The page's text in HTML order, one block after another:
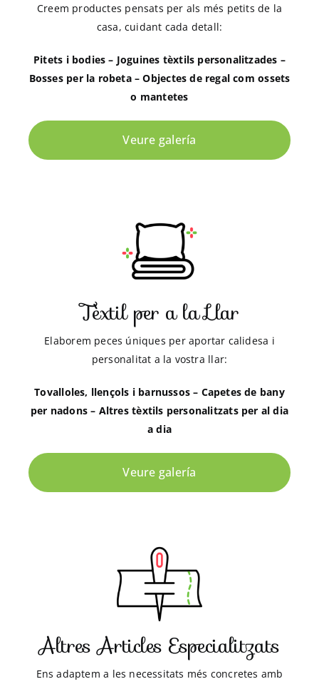
Creem productes pensats per als més petits de la
casa, cuidant cada detall:
Pitets i bodies – Joguines tèxtils personalitzades –
Bosses per la robeta – Objectes de regal com ossets
o mantetes
Veure galería
Tèxtil per a la Llar
Elaborem peces úniques per aportar calidesa i
personalitat a la vostra llar:
Tovalloles, llençols i barnussos – Capetes de bany
per nadons – Altres tèxtils personalitzats per al dia
a dia
Veure galería
Altres Articles Especialitzats
Ens adaptem a les necessitats més concretes amb